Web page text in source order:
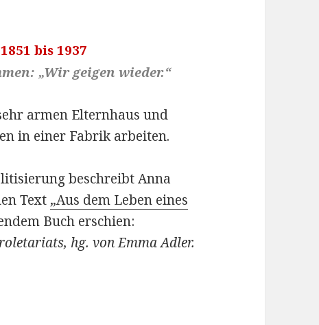
bis 1937
„Wir geigen wieder.“
armen Elternhaus und
in einer Fabrik arbeiten.
beschreibt Anna
Text „Aus dem Leben eines
Buch erschien:
hg. von Emma Adler.